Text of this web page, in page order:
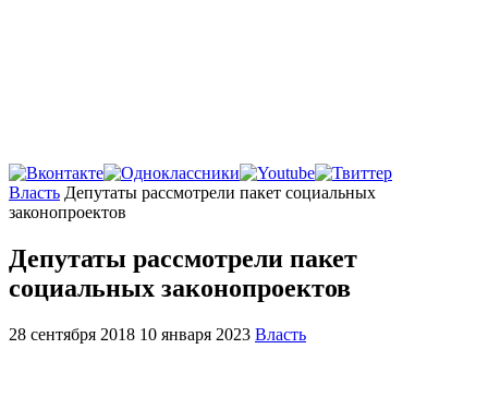
Главная
Власть Депутаты рассмотрели пакет социальных
законопроектов
Депутаты рассмотрели пакет
социальных законопроектов
28 сентября 2018 10 января 2023 Власть